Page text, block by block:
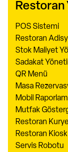
Restoran
POS Sistemi
Restoran
Stok Maliyet
Sadakat
QR Menü
Masa
Mobil
Mutfak
Restoran
Restoran Kiosk
Servis Robotu